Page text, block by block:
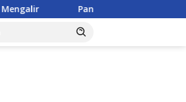
Pansus DPRD Sulteng Janji Kawal